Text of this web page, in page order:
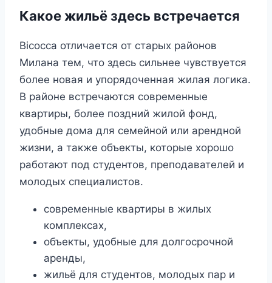
Какое жильё здесь встречается
Bicocca отличается от старых районов
Милана тем, что здесь сильнее чувствуется
более новая и упорядоченная жилая логика.
В районе встречаются современные
квартиры, более поздний жилой фонд,
удобные дома для семейной или арендной
жизни, а также объекты, которые хорошо
работают под студентов, преподавателей и
молодых специалистов.
современные квартиры в жилых
комплексах,
объекты, удобные для долгосрочной
аренды,
жильё для студентов, молодых пар и